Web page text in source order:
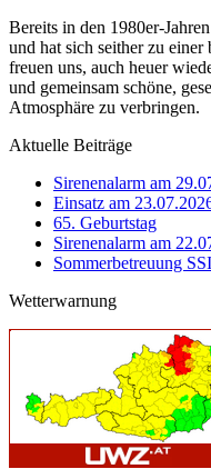
Bereits in den 1980er-
und hat sich seither zu
freuen uns, auch heuer
und gemeinsam schöne,
Atmosphäre zu verbringen.
Aktuelle Beiträge
Sirenenalarm am
Einsatz am
65. Geburtstag
Sirenenalarm am
Sommerbetreuung
Wetterwarnung